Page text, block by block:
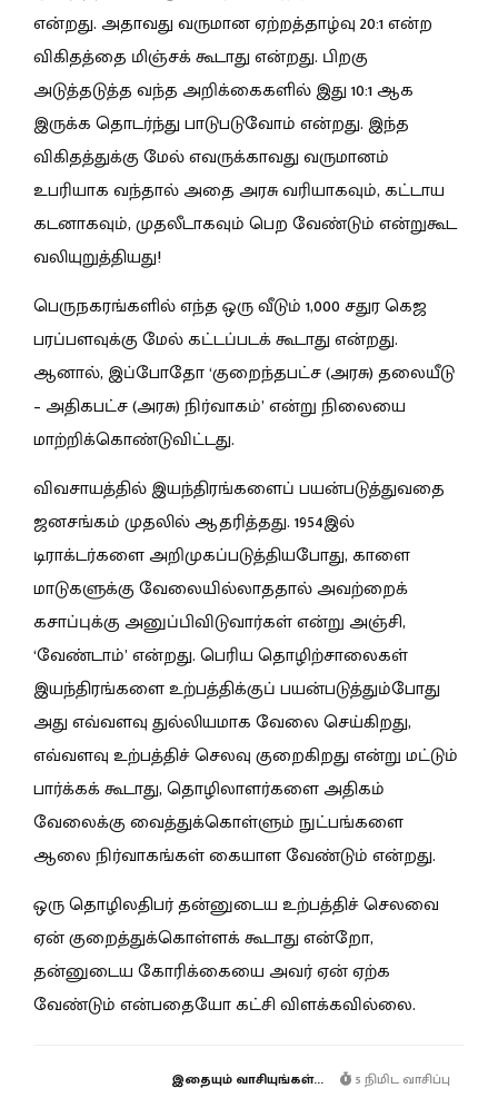
என்றது. அதாவது வருமான ஏற்றத்தாழ்வு 20:1 என்ற
விகிதத்தை மிஞ்சக் கூடாது என்றது. பிறகு
அடுத்தடுத்த வந்த அறிக்கைகளில் இது 10:1 ஆக
இருக்க தொடர்ந்து பாடுபடுவோம் என்றது. இந்த
விகிதத்துக்கு மேல் எவருக்காவது வருமானம்
உபரியாக வந்தால் அதை அரசு வரியாகவும், கட்டாய
கடனாகவும், முதலீடாகவும் பெற வேண்டும் என்றுகூட
வலியுறுத்தியது!
பெருநகரங்களில் எந்த ஒரு வீடும் 1,000 சதுர கெஜ
பரப்பளவுக்கு மேல் கட்டப்படக் கூடாது என்றது.
ஆனால், இப்போதோ ‘குறைந்தபட்ச (அரசு) தலையீடு
– அதிகபட்ச (அரசு) நிர்வாகம்’ என்று நிலையை
மாற்றிக்கொண்டுவிட்டது.
விவசாயத்தில் இயந்திரங்களைப் பயன்படுத்துவதை
ஜனசங்கம் முதலில் ஆதரித்தது. 1954இல்
டிராக்டர்களை அறிமுகப்படுத்தியபோது, காளை
மாடுகளுக்கு வேலையில்லாததால் அவற்றைக்
கசாப்புக்கு அனுப்பிவிடுவார்கள் என்று அஞ்சி,
‘வேண்டாம்’ என்றது. பெரிய தொழிற்சாலைகள்
இயந்திரங்களை உற்பத்திக்குப் பயன்படுத்தும்போது
அது எவ்வளவு துல்லியமாக வேலை செய்கிறது,
எவ்வளவு உற்பத்திச் செலவு குறைகிறது என்று மட்டும்
பார்க்கக் கூடாது, தொழிலாளர்களை அதிகம்
வேலைக்கு வைத்துக்கொள்ளும் நுட்பங்களை
ஆலை நிர்வாகங்கள் கையாள வேண்டும் என்றது.
ஒரு தொழிலதிபர் தன்னுடைய உற்பத்திச் செலவை
ஏன் குறைத்துக்கொள்ளக் கூடாது என்றோ,
தன்னுடைய கோரிக்கையை அவர் ஏன் ஏற்க
வேண்டும் என்பதையோ கட்சி விளக்கவில்லை.
இதையும் வாசியுங்கள்... 5 நிமிட வாசிப்பு